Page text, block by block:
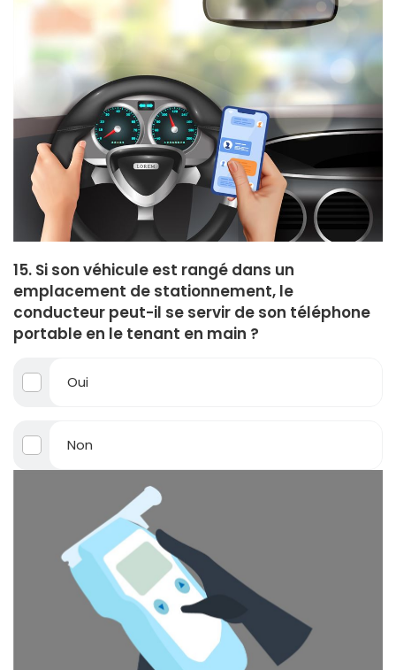
15. Si son véhicule est rangé dans un
emplacement de stationnement, le
conducteur peut-il se servir de son téléphone
portable en le tenant en main ?
Oui
Non